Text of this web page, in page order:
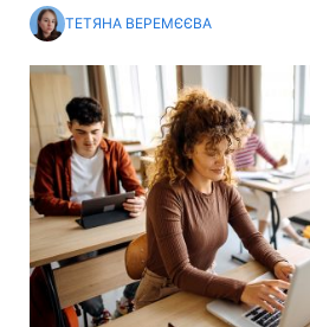
ТЕТЯНА ВЕРЕМЄЄВА